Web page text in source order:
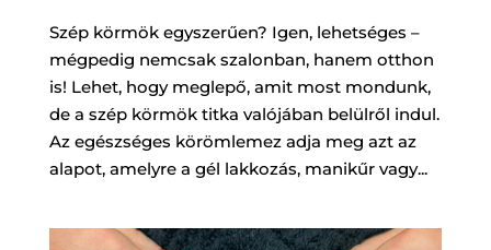
Szép körmök egyszerűen? Igen, lehetséges –
mégpedig nemcsak szalonban, hanem otthon
is! Lehet, hogy meglepő, amit most mondunk,
de a szép körmök titka valójában belülről indul.
Az egészséges körömlemez adja meg azt az
alapot, amelyre a gél lakkozás, manikűr vagy...